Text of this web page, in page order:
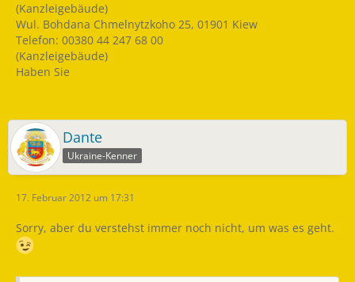
(Kanzleigebäude)
Wul. Bohdana Chmelnytzkoho 25, 01901 Kiew
Telefon: 00380 44 247 68 00
(Kanzleigebäude)
Haben Sie
Dante
Ukraine-Kenner
17. Februar 2012 um 17:31
Sorry, aber du verstehst immer noch nicht, um was es geht.